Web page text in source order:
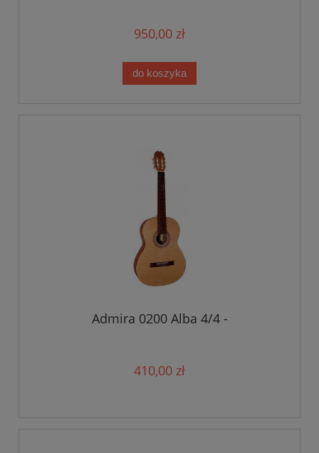
950,00 zł
do koszyka
Admira 0200 Alba 4/4 -
410,00 zł